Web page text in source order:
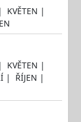
| KVĚTEN |
| KVĚTEN |
| ŘÍJEN |